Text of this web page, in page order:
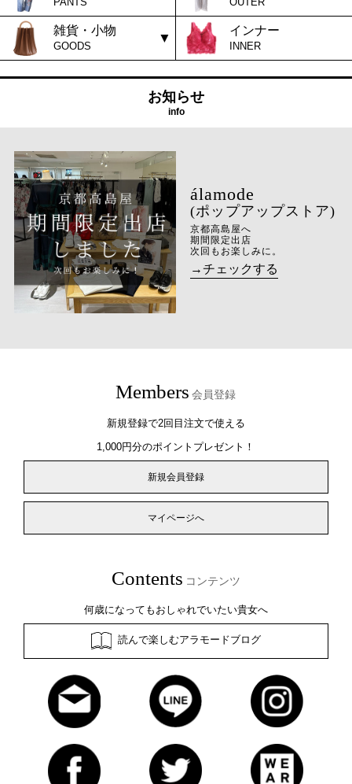
雑貨・小物
GOODS
インナー
INNER
お知らせ
info
(ポップアップストア)
京都高島屋へ
期間限定出店
次回もお楽しみに。
→チェックする
Members 会員登録
新規登録で2回目注文で使える
1,000円分のポイントプレゼント！
新規会員登録
マイページへ
Contents コンテンツ
何歳になってもおしゃれでいたい貴女へ
読んで楽しむアラモードブログ